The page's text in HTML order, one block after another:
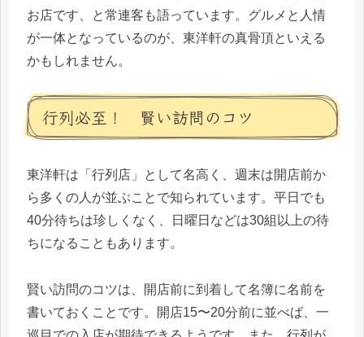
お店です、と常連客も語っています。グルメと人情
が一体となっているのが、東洋軒の真骨頂といえる
かもしれません。
行列必至！ 賢い訪問のコツ
東洋軒は「行列店」として名高く、週末は開店前か
ら多くの人が並ぶことで知られています。平日でも
40分待ちは珍しくなく、日曜日などは30組以上の待
ちになることもあります。
賢い訪問のコツは、開店前に到着して名簿に名前を
書いておくことです。開店15〜20分前に並べば、一